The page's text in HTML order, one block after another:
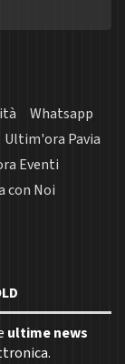
Whatsapp
Ultim'ora Pavia
Eventi
con Noi
ultime news